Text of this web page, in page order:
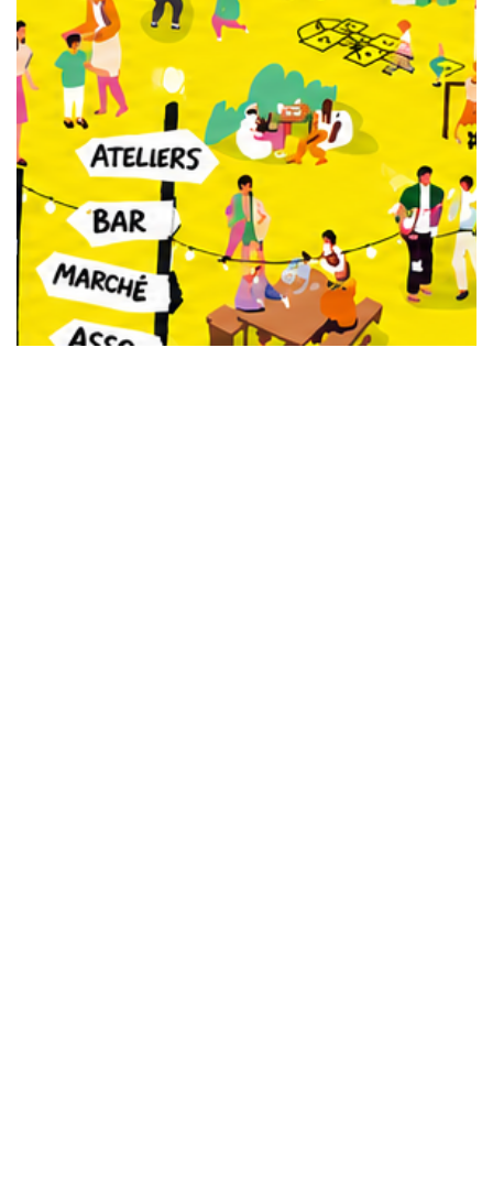
Saint-Genis-les-Ollières
Sainte-Foy-lès-Lyon
Tassin-la-Demi-Lune
Villeurbanne
Vénissieux
Écully